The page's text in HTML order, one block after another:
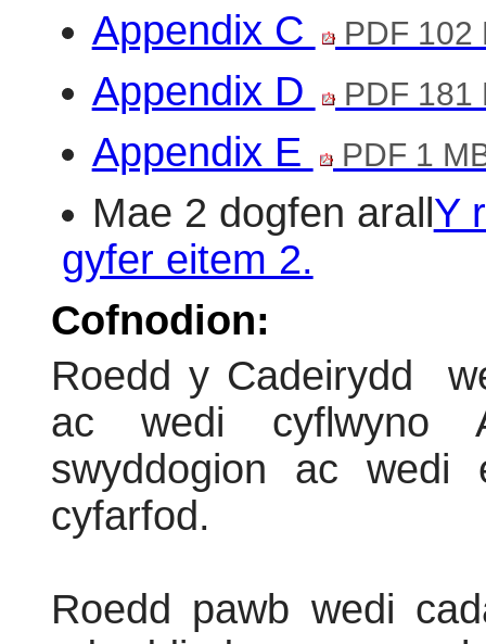
Appendix C PDF 102
Appendix D PDF 181
Appendix E PDF 1
Mae 2 dogfen arall Y
gyfer eitem 2.
Cofnodion:
Roedd y Cadeirydd
ac wedi cyflwyno
swyddogion ac wedi
cyfarfod.
Roedd pawb wedi